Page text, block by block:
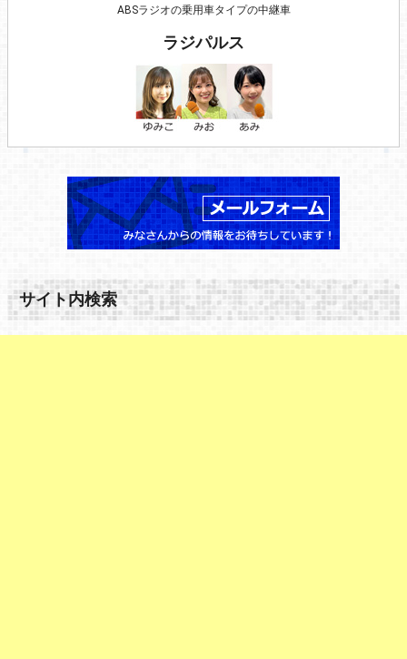
ABSラジオの乗用車タイプの中継車
ラジパルス
サイト内検索